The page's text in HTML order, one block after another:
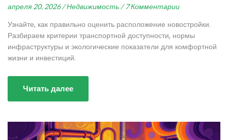
апреля 20, 2026 / Недвижимость / 7 Комментарии
Узнайте, как правильно оценить расположение новостройки.
Разбираем критерии транспортной доступности, нормы
инфраструктуры и экологические показатели для комфортной
жизни и инвестиций.
Читать далее